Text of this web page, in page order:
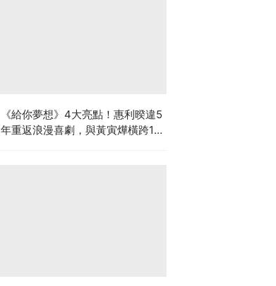
《給你夢想》4大亮點！惠利暌違5
年重返浪漫喜劇，與黃寅燁橫跨15